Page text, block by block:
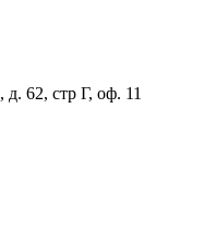
62, стр Г, оф. 11